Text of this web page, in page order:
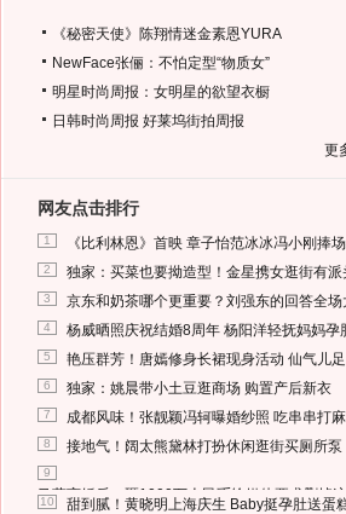
《秘密天使》陈翔情迷金素恩YURA
NewFace张俪：不怕定型“物质女”
明星时尚周报：女明星的欲望衣橱
日韩时尚周报 好莱坞街拍周报
更
网友点击排行
1 《比利林恩》首映 章子怡范冰冰冯小刚捧
2 独家：买菜也要拗造型！金星携女逛街有派
3 京东和奶茶哪个更重要？刘强东的回答全场
4 杨威晒照庆祝结婚8周年 杨阳洋轻抚妈妈孕
5 艳压群芳！唐嫣修身长裙现身活动 仙气儿足
6 独家：姚晨带小土豆逛商场 购置产后新衣
7 成都风味！张靓颖冯轲曝婚纱照 吃串串打
8 接地气！阔太熊黛林打扮休闲逛街买厕所泵
9
马蓉离婚后，砸1000万人民币给媒体要求删掉这
10 甜到腻！黄晓明上海庆生 Baby挺孕肚送蛋